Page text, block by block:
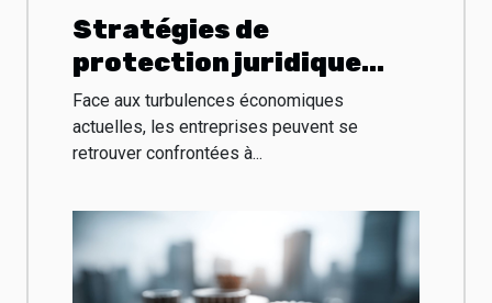
Stratégies de
protection juridique
pour les entreprises en
difficulté financière
Face aux turbulences économiques
actuelles, les entreprises peuvent se
retrouver confrontées à...